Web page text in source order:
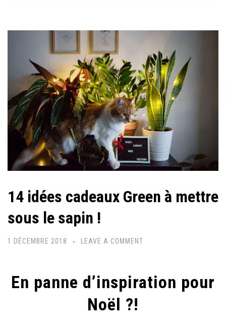
14 idées cadeaux Green à mettre
sous le sapin !
1 DÉCEMBRE 2018 LEAVE A COMMENT
En panne d’inspiration pour
Noël ?!